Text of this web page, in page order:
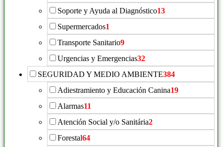
Soporte y Ayuda al Diagnóstico13
Supermercados1
Transporte Sanitario9
Urgencias y Emergencias32
SEGURIDAD Y MEDIO AMBIENTE384
Adiestramiento y Educación Canina19
Alarmas11
Atención Social y/o Sanitária2
Forestal64